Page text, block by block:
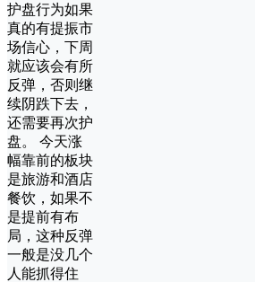
护盘行为如果
真的有提振市
场信心，下周
就应该会有所
反弹，否则继
续阴跌下去，
还需要再次护
盘。 今天涨
幅靠前的板块
是旅游和酒店
餐饮，如果不
是提前有布
局，这种反弹
一般是没几个
人能抓得住